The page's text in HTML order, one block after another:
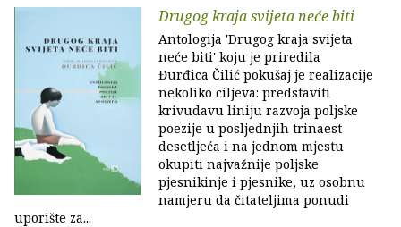
Drugog kraja svijeta neće biti
Antologija 'Drugog kraja svijeta
neće biti' koju je priredila
Đurđica Čilić pokušaj je realizacije
nekoliko ciljeva: predstaviti
krivudavu liniju razvoja poljske
poezije u posljednjih trinaest
desetljeća i na jednom mjestu
okupiti najvažnije poljske
pjesnikinje i pjesnike, uz osobnu
namjeru da čitateljima ponudi
uporište za...